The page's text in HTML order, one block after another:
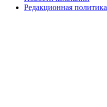
Редакционная политика